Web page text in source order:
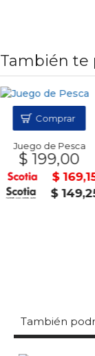
También te
Juego de Pesca
$ 199,00
$
$
Comprar
También